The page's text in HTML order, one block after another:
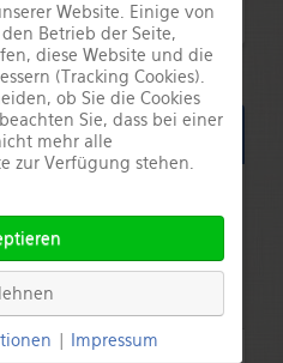
Gigabitrichtlinie
Website. Einige von
Betrieb der Seite,
diese Website und die
(Tracking Cookies).
ob Sie die Cookies
Sie, dass bei einer
mehr alle
zur Verfügung stehen.
| Impressum